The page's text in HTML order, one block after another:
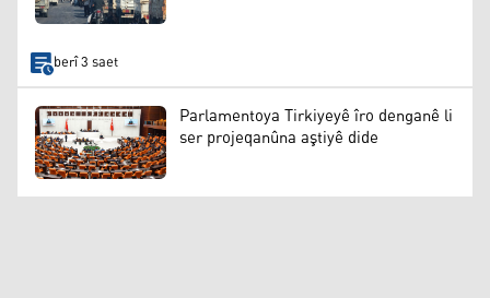
berî 3 saet
Parlamentoya Tirkiyeyê îro denganê li
ser projeqanûna aştiyê dide